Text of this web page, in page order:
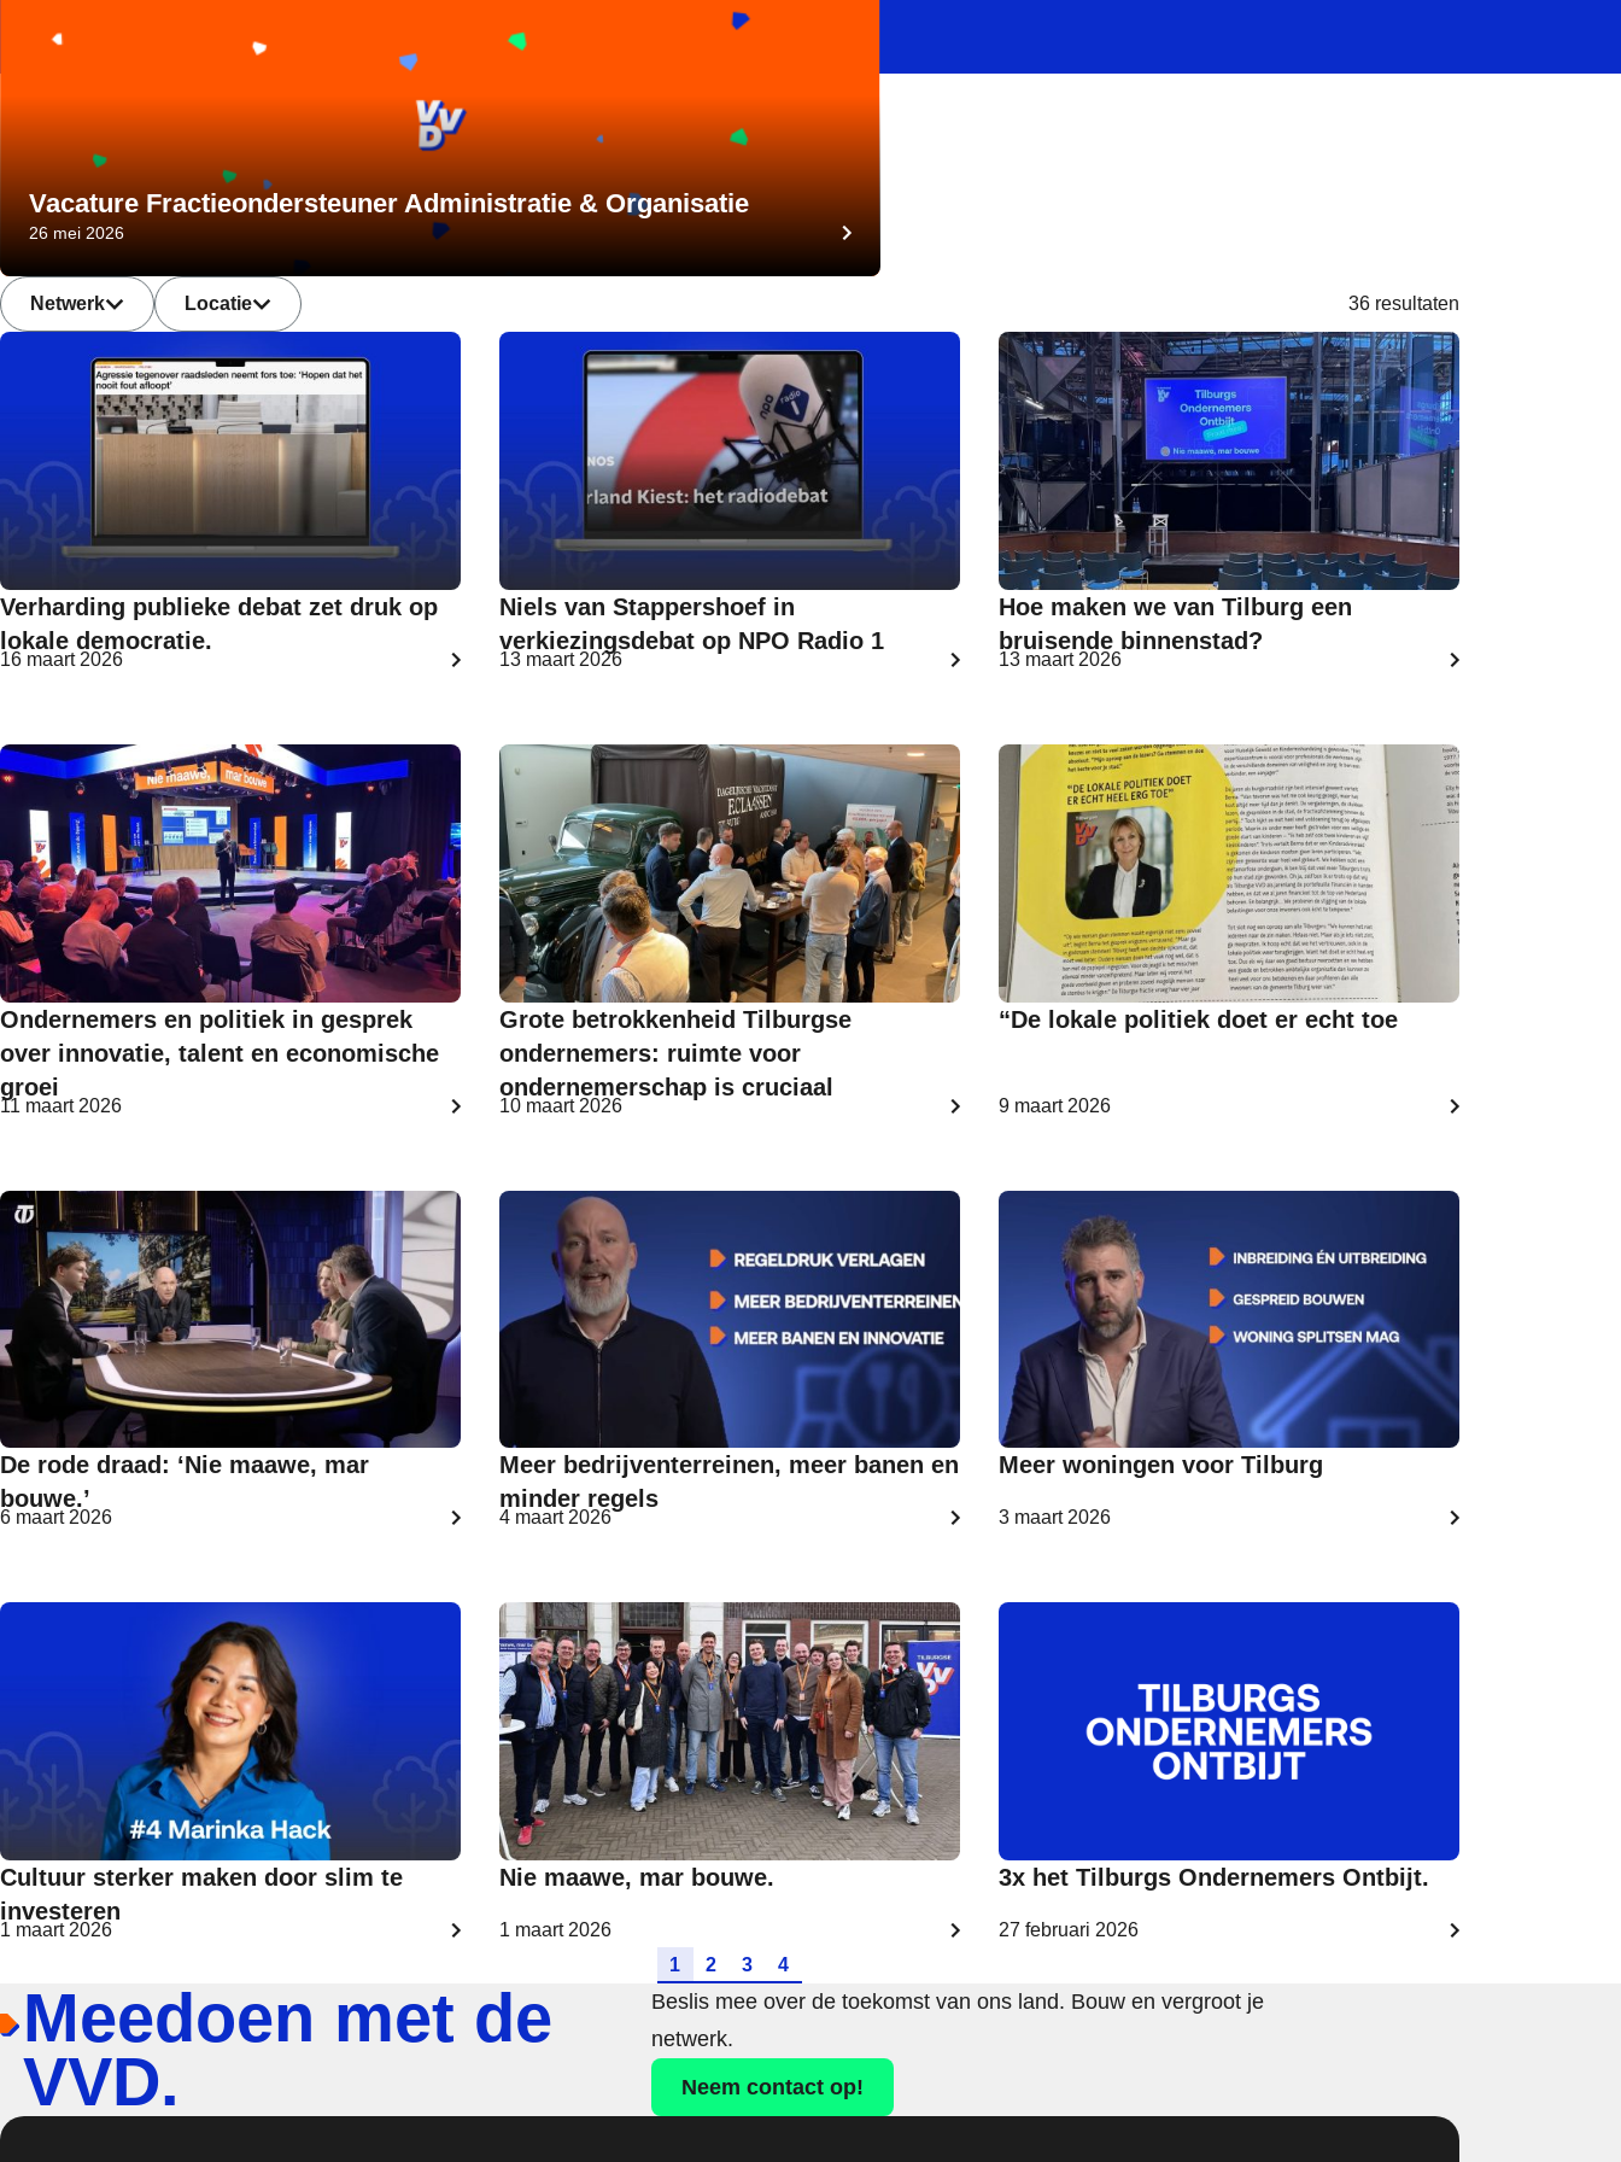
Vacature Fractieondersteuner Administratie & Organisatie
26 mei 2026
Netwerk
Netwerk
Locatie
Locatie 36 resultaten
Verharding publieke debat zet druk op
lokale democratie.
16 maart 2026
Niels van Stappershoef in
verkiezingsdebat op NPO Radio 1
13 maart 2026
Hoe maken we van Tilburg een
bruisende binnenstad?
13 maart 2026
Ondernemers en politiek in gesprek
over innovatie, talent en economische
groei
11 maart 2026
Grote betrokkenheid Tilburgse
ondernemers: ruimte voor
ondernemerschap is cruciaal
10 maart 2026
“De lokale politiek doet er echt toe
9 maart 2026
De rode draad: ‘Nie maawe, mar
bouwe.’
6 maart 2026
Meer bedrijventerreinen, meer banen en
minder regels
4 maart 2026
Meer woningen voor Tilburg
3 maart 2026
Cultuur sterker maken door slim te
investeren
1 maart 2026
Nie maawe, mar bouwe.
1 maart 2026
3x het Tilburgs Ondernemers Ontbijt.
27 februari 2026
Ga naar pagina
1 Ga naar pagina
2 Ga naar pagina
3 Ga naar pagina
4
Meedoen met de
VVD.
Beslis mee over de toekomst van ons land. Bouw en vergroot je
netwerk.
Neem contact op!